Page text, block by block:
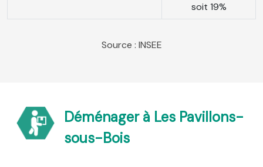
soit 19%
Source : INSEE
Déménager à Les Pavillons-
sous-Bois